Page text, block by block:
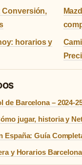
Conversión,
horarios y
de Barcelona – 2024-
jugar, historia y
España: Guía
y Horarios Barcelona